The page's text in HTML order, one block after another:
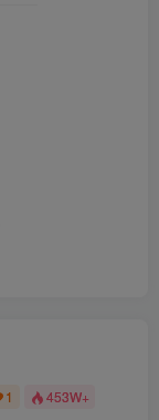
1 453W+